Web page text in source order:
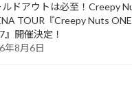
ルドアウトは必至！Creepy
TOUR『Creepy Nuts
』開催決定！
年8月6日